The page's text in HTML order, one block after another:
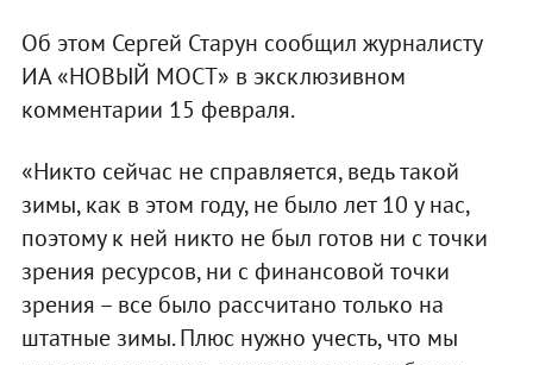
Об этом Сергей Старун сообщил журналисту
ИА «НОВЫЙ МОСТ» в эксклюзивном
комментарии 15 февраля.
«Никто сейчас не справляется, ведь такой
зимы, как в этом году, не было лет 10 у нас,
поэтому к ней никто не был готов ни с точки
зрения ресурсов, ни с финансовой точки
зрения – все было рассчитано только на
штатные зимы. Плюс нужно учесть, что мы